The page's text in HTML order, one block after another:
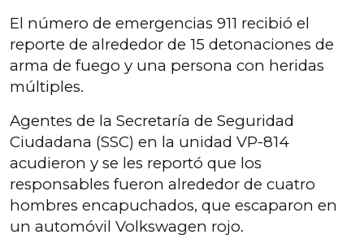
El número de emergencias 911 recibió el
reporte de alrededor de 15 detonaciones de
arma de fuego y una persona con heridas
múltiples.
Agentes de la Secretaría de Seguridad
Ciudadana (SSC) en la unidad VP-814
acudieron y se les reportó que los
responsables fueron alrededor de cuatro
hombres encapuchados, que escaparon en
un automóvil Volkswagen rojo.